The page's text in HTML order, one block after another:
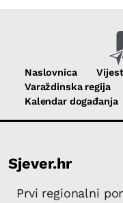
Naslovnica
Varaždinska regija
Kalendar događanja
Sjever.hr
Prvi regionalni